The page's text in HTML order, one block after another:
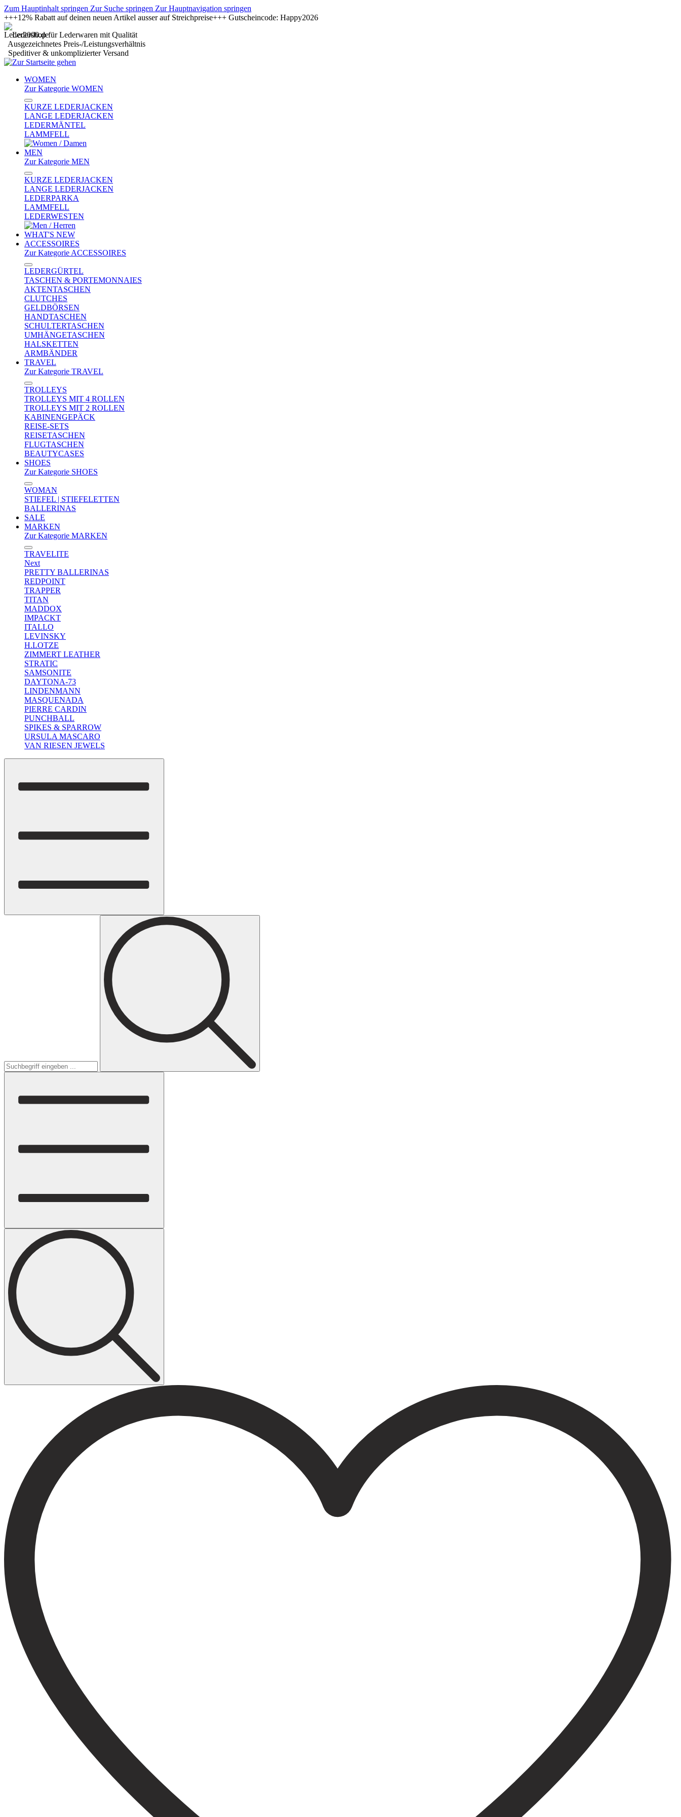
Zum Hauptinhalt springen Zur Suche springen Zur Hauptnavigation springen
+++12% Rabatt auf deinen neuen Artikel ausser auf Streichpreise+++ Gutscheincode: Happy2026
Ledershop für Lederwaren mit Qualität
Ausgezeichnetes Preis-/Leistungsverhältnis
Speditiver & unkomplizierter Versand
WOMEN
Zur Kategorie WOMEN
KURZE LEDERJACKEN
LANGE LEDERJACKEN
LEDERMÄNTEL
LAMMFELL
MEN
Zur Kategorie MEN
KURZE LEDERJACKEN
LANGE LEDERJACKEN
LEDERPARKA
LAMMFELL
LEDERWESTEN
WHAT'S NEW
ACCESSOIRES
Zur Kategorie ACCESSOIRES
LEDERGÜRTEL
TASCHEN & PORTEMONNAIES
AKTENTASCHEN
CLUTCHES
GELDBÖRSEN
HANDTASCHEN
SCHULTERTASCHEN
UMHÄNGETASCHEN
HALSKETTEN
ARMBÄNDER
TRAVEL
Zur Kategorie TRAVEL
TROLLEYS
TROLLEYS MIT 4 ROLLEN
TROLLEYS MIT 2 ROLLEN
KABINENGEPÄCK
REISE-SETS
REISETASCHEN
FLUGTASCHEN
BEAUTYCASES
SHOES
Zur Kategorie SHOES
WOMAN
STIEFEL | STIEFELETTEN
BALLERINAS
SALE
MARKEN
Zur Kategorie MARKEN
TRAVELITE
Next
PRETTY BALLERINAS
REDPOINT
TRAPPER
TITAN
MADDOX
IMPACKT
ITALLO
LEVINSKY
H.LOTZE
ZIMMERT LEATHER
STRATIC
SAMSONITE
DAYTONA-73
LINDENMANN
MASQUENADA
PIERRE CARDIN
PUNCHBALL
SPIKES & SPARROW
URSULA MASCARO
VAN RIESEN JEWELS